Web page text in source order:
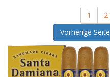
1 2
Vorherige Seite